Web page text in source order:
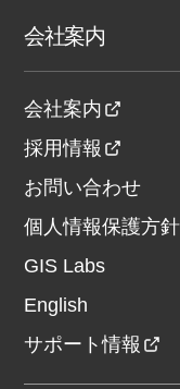
会社案内
会社案内
採用情報
お問い合わせ
個人情報保護方針
GIS Labs
English
サポート情報